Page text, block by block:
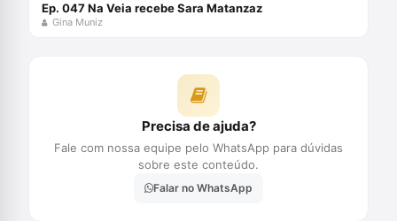
Ep. 047 Na Veia recebe Sara Matanzaz
Gina Muniz
Precisa de ajuda?
Fale com nossa equipe pelo WhatsApp para dúvidas
sobre este conteúdo.
Falar no WhatsApp